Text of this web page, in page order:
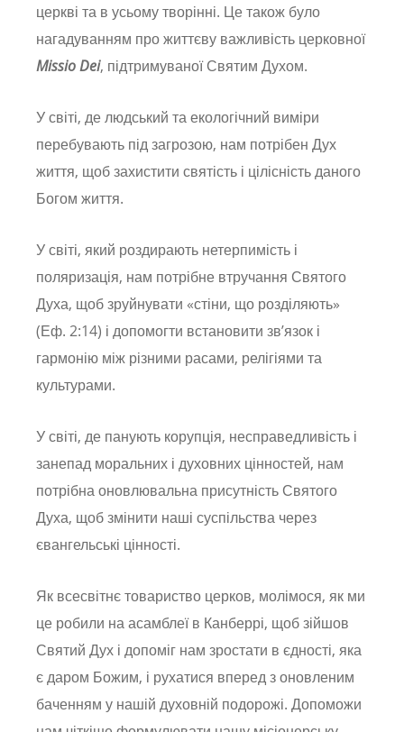
церкві та в усьому творінні. Це також було
нагадуванням про життєву важливість церковної
Missio Dei, підтримуваної Святим Духом.
У світі, де людський та екологічний виміри
перебувають під загрозою, нам потрібен Дух
життя, щоб захистити святість і цілісність даного
Богом життя.
У світі, який роздирають нетерпимість і
поляризація, нам потрібне втручання Святого
Духа, щоб зруйнувати «стіни, що розділяють»
(Еф. 2:14) і допомогти встановити зв’язок і
гармонію між різними расами, релігіями та
культурами.
У світі, де панують корупція, несправедливість і
занепад моральних і духовних цінностей, нам
потрібна оновлювальна присутність Святого
Духа, щоб змінити наші суспільства через
євангельські цінності.
Як всесвітнє товариство церков, молімося, як ми
це робили на асамблеї в Канберрі, щоб зійшов
Святий Дух і допоміг нам зростати в єдності, яка
є даром Божим, і рухатися вперед з оновленим
баченням у нашій духовній подорожі. Допоможи